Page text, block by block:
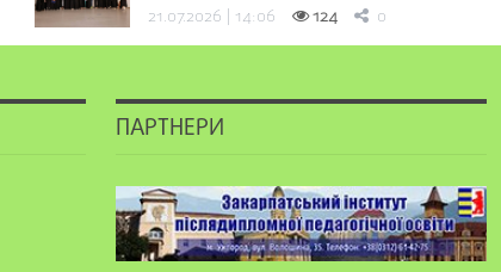
21.07.2026 | 14:06 124 0
ПАРТНЕРИ